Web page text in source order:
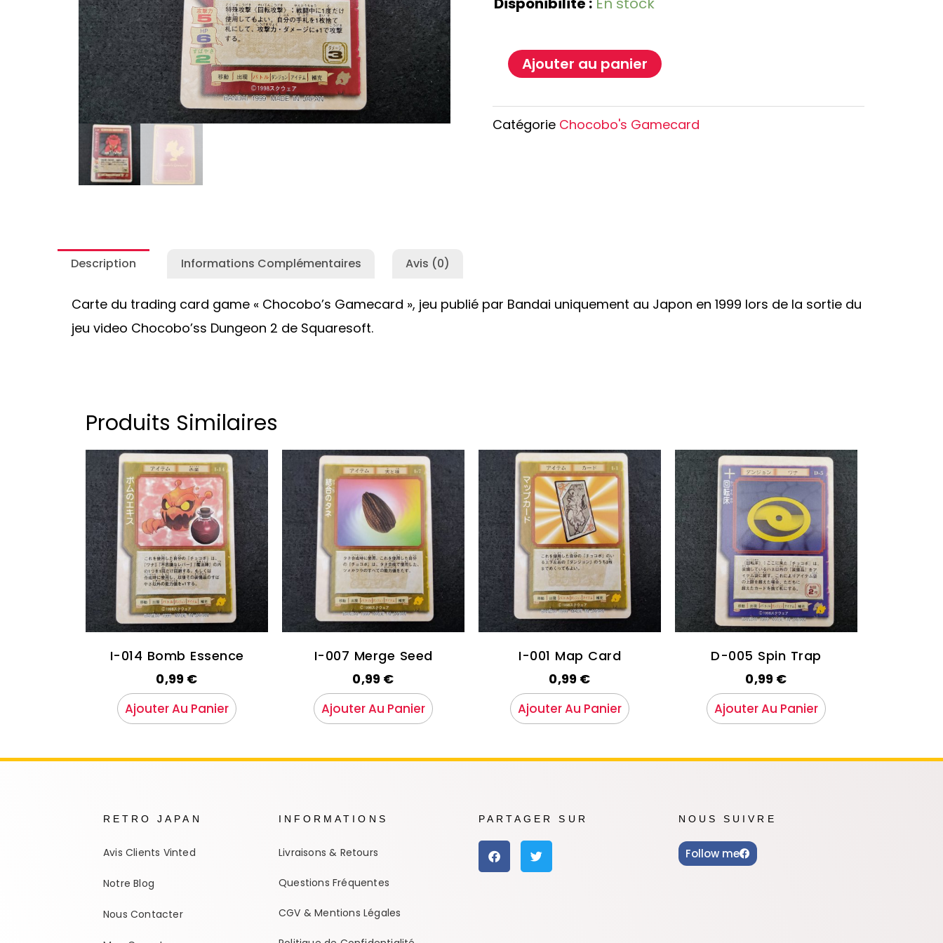
Autres Collections Pokemon
Detective Conan
Yu-Gi-Oh
Haikyu!!
Overlord
Ajouter au panier
Catégorie Chocobo's Gamecard
Description Informations Complémentaires Avis (0)
Carte du trading card game « Chocobo’s Gamecard », jeu publié par Bandai uniquement au Japon en 1999 lors de la sortie du
jeu video Chocobo’ss Dungeon 2 de Squaresoft.
Produits Similaires
I-014 Bomb Essence
0,99 €
Ajouter Au Panier
I-007 Merge Seed
0,99 €
Ajouter Au Panier
I-001 Map Card
0,99 €
Ajouter Au Panier
D-005 Spin Trap
0,99 €
Ajouter Au Panier
RETRO JAPAN
Avis Clients Vinted
Notre Blog
Nous Contacter
INFORMATIONS
Livraisons & Retours
Questions Fréquentes
CGV & Mentions Légales
PARTAGER SUR NOUS SUIVRE
Follow me